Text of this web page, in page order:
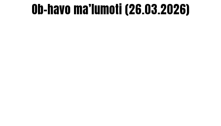
Ob-havo ma’lumoti (26.03.2026)